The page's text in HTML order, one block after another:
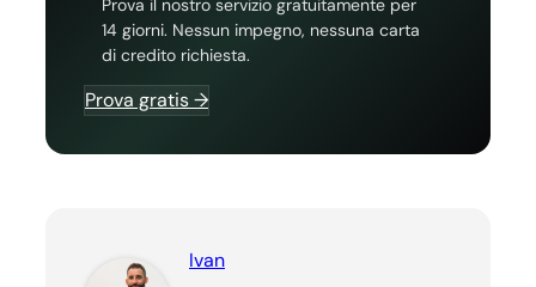
14 giorni. Nessun impegno, nessuna carta
di credito richiesta.
Prova gratis →
Ivan